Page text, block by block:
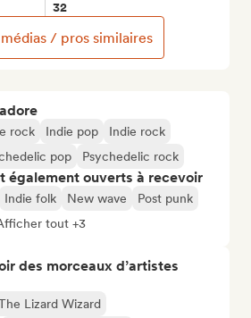
rock Indie pop
Indie rock
pop Psychedelic rock
également ouverts à recevoir
Indie folk New wave
Post punk
tout +3
des morceaux d’artistes
Lizard Wizard
32
/ pros similaires